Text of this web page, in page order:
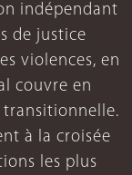
indépendant
de justice
violences, en
couvre en
à la croisée
les plus